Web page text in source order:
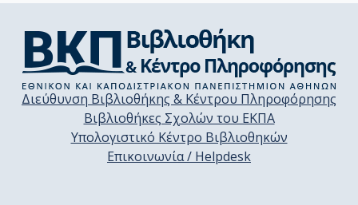
Διεύθυνση Βιβλιοθήκης & Κέντρου Πληροφόρησης
Βιβλιοθήκες Σχολών του ΕΚΠΑ
Υπολογιστικό Κέντρο Βιβλιοθηκών
Επικοινωνία / Helpdesk